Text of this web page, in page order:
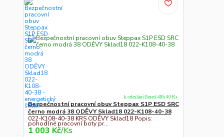
Bezpečnostní pracovní obuv Steppax S1P ESD SRC
černo modrá 38 ODĚVY Sklad18 022-K108-40-38
022-K108-40-38 KRS ODĚVY Sklad18 Popis:
pohodlné pracovní boty pr...
1 003 Kč/Ks
k odeslání Ihned-48h 40 Ks